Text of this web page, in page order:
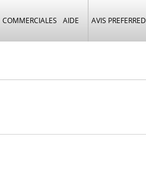
COMMERCIALES AIDE AVIS PREFERRED